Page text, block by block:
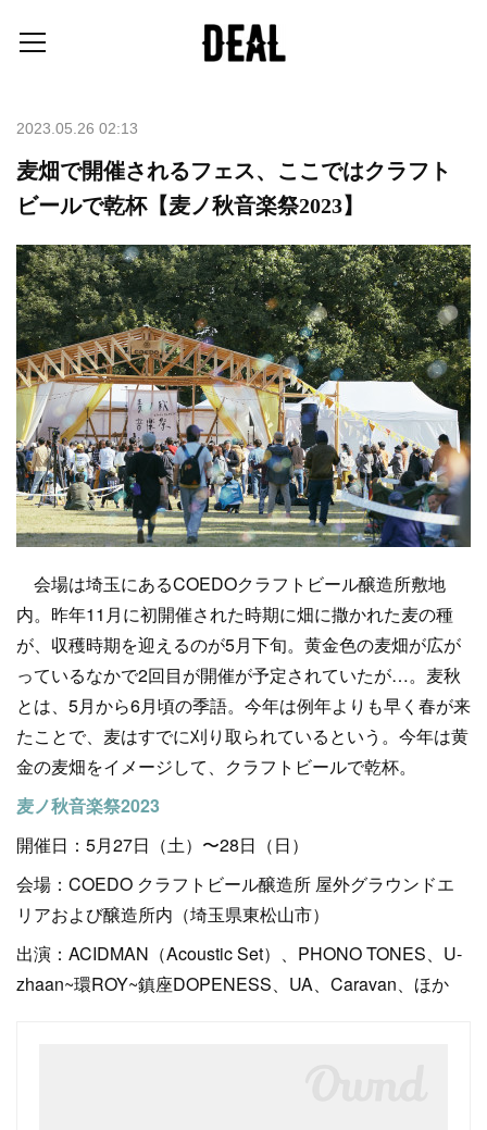
2023.05.26 02:13
麦畑で開催されるフェス、ここではクラフト
ビールで乾杯【⻨ノ秋⾳楽祭2023】
会場は埼玉にあるCOEDOクラフトビール醸造所敷地
内。昨年11月に初開催された時期に畑に撒かれた⻨の種
が、収穫時期を迎えるのが5月下旬。⻩⾦⾊の⻨畑が広が
っているなかで2回目が開催が予定されていたが…。麦秋
とは、5月から6月頃の季語。今年は例年よりも早く春が来
たことで、麦はすでに刈り取られているという。今年は黄
金の麦畑をイメージして、クラフトビールで乾杯。
⻨ノ秋⾳楽祭2023
開催日：5月27日（土）〜28日（日）
会場：COEDO クラフトビール醸造所 屋外グラウンドエ
リアおよび醸造所内（埼玉県東松山市）
出演：ACIDMAN（Acoustic Set）、PHONO TONES、U-
zhaan~環ROY~鎮座DOPENESS、UA、Caravan、ほか